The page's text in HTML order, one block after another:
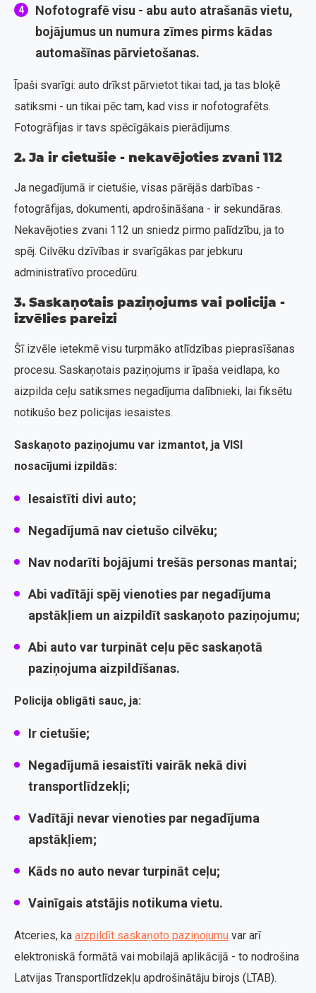
Nofotografē visu - abu auto atrašanās vietu,
bojājumus un numura zīmes pirms kādas
automašīnas pārvietošanas.
Īpaši svarīgi: auto drīkst pārvietot tikai tad, ja tas bloķē
satiksmi - un tikai pēc tam, kad viss ir nofotografēts.
Fotogrāfijas ir tavs spēcīgākais pierādījums.
2. Ja ir cietušie - nekavējoties zvani 112
Ja negadījumā ir cietušie, visas pārējās darbības -
fotogrāfijas, dokumenti, apdrošināšana - ir sekundāras.
Nekavējoties zvani 112 un sniedz pirmo palīdzību, ja to
spēj. Cilvēku dzīvības ir svarīgākas par jebkuru
administratīvo procedūru.
3. Saskaņotais paziņojums vai policija -
izvēlies pareizi
Šī izvēle ietekmē visu turpmāko atlīdzības pieprasīšanas
procesu. Saskaņotais paziņojums ir īpaša veidlapa, ko
aizpilda ceļu satiksmes negadījuma dalībnieki, lai fiksētu
notikušo bez policijas iesaistes.
Saskaņoto paziņojumu var izmantot, ja VISI
nosacījumi izpildās:
Iesaistīti divi auto;
Negadījumā nav cietušo cilvēku;
Nav nodarīti bojājumi trešās personas mantai;
Abi vadītāji spēj vienoties par negadījuma
apstākļiem un aizpildīt saskaņoto paziņojumu;
Abi auto var turpināt ceļu pēc saskaņotā
paziņojuma aizpildīšanas.
Policija obligāti sauc, ja:
Ir cietušie;
Negadījumā iesaistīti vairāk nekā divi
transportlīdzekļi;
Vadītāji nevar vienoties par negadījuma
apstākļiem;
Kāds no auto nevar turpināt ceļu;
Vainīgais atstājis notikuma vietu.
Atceries, ka aizpildīt saskaņoto paziņojumu var arī
elektroniskā formātā vai mobilajā aplikācijā - to nodrošina
Latvijas Transportlīdzekļu apdrošinātāju birojs (LTAB).